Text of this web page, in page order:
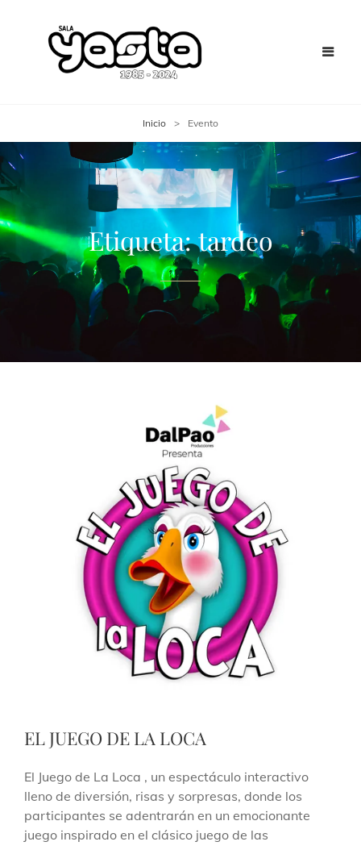
Inicio > Evento
Etiqueta:tardeo
EL JUEGO DE LA LOCA
El Juego de La Loca , un espectáculo interactivo
lleno de diversión, risas y sorpresas, donde los
participantes se adentrarán en un emocionante
juego inspirado en el clásico juego de las